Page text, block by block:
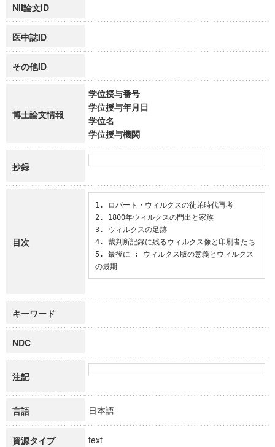
NII論文ID
医中誌ID
その他ID
博士論文情報
学位授与番号
学位授与年月日
学位名
学位授与機関
抄録
目次
1. ロバート・ウィルクスの徒弟時代再考
2. 1800年ウィルクスの門出と家族
3. ウィルクスの足跡
4. 裁判所記録に残るウィルクス像と印刷者たち
5. 最後に : ウィルクス版の意義とウィルクス
の最期
キーワード
NDC
注記
言語 日本語
資源タイプ text